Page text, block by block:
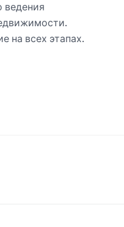
ведения
на всех этапах.